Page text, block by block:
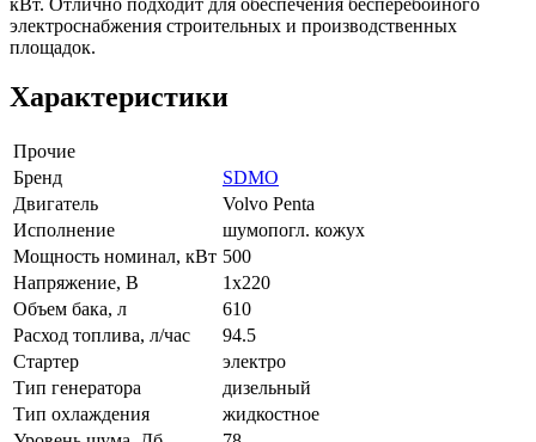
электроснабжения строительных и производственных
площадок.
Характеристики
Прочие
Бренд
SDMO
Двигатель
Volvo Penta
Исполнение
шумопогл. кожух
Мощность номинал, кВт 500
Напряжение, В
1x220
Объем бака, л
610
Расход топлива, л/час
94.5
Стартер
электро
Тип генератора
дизельный
Тип охлаждения
жидкостное